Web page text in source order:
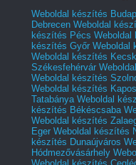
Weboldal készítés
Debrecen Weboldal
készítés Pécs Weboldal
készítés Győr Weboldal
Weboldal készítés
Székesfehérvár
Weboldal készítés
Weboldal készítés
Tatabánya Weboldal
készítés Békéscsaba
Weboldal készítés
Eger Weboldal készítés
készítés Dunaújváros
Hódmezővásárhely
Weboldal készítés